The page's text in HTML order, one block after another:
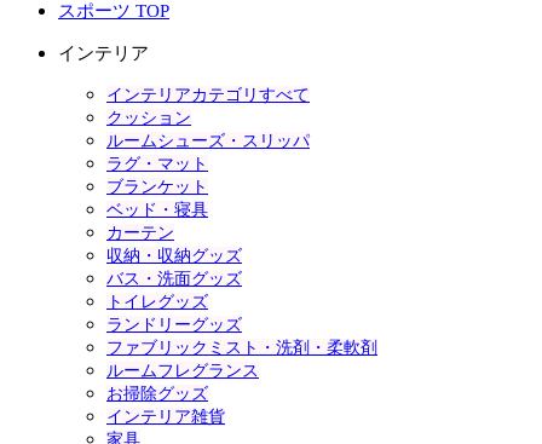
スポーツ TOP
インテリア
インテリアカテゴリすべて
クッション
ルームシューズ・スリッパ
ラグ・マット
ブランケット
ベッド・寝具
カーテン
収納・収納グッズ
バス・洗面グッズ
トイレグッズ
ランドリーグッズ
ファブリックミスト・洗剤・柔軟剤
ルームフレグランス
お掃除グッズ
インテリア雑貨
家具